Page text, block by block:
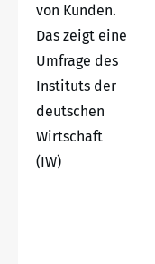
von Kunden.
Das zeigt eine
Umfrage des
Instituts der
deutschen
Wirtschaft
(IW)